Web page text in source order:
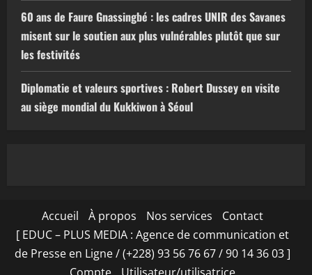
60 ans de Faure Gnassingbé : les cadres UNIR des Savanes
misent sur le soutien aux plus vulnérables plutôt que sur
les festivités
Diplomatie et valeurs sportives : Robert Dussey en visite
au siège mondial du Kukkiwon à Séoul
Accueil À propos Nos services
Contact
[ EDUC – PLUS MEDIA : Agence de communication et
de Presse en Ligne / (+228) 93 56 76 67 / 90 14 36 03 ]